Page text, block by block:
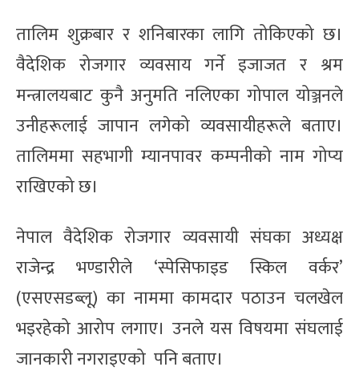
तालिम शुक्रबार र शनिबारका लागि तोकिएको छ।
वैदेशिक रोजगार व्यवसाय गर्ने इजाजत र श्रम
मन्त्रालयबाट कुनै अनुमति नलिएका गोपाल योञ्जनले
उनीहरूलाई जापान लगेको व्यवसायीहरूले बताए।
तालिममा सहभागी म्यानपावर कम्पनीको नाम गोप्य
राखिएको छ।
नेपाल वैदेशिक रोजगार व्यवसायी संघका अध्यक्ष
राजेन्द्र भण्डारीले ‘स्पेसिफाइड स्किल वर्कर’
(एसएसडब्लू) का नाममा कामदार पठाउन चलखेल
भइरहेको आरोप लगाए। उनले यस विषयमा संघलाई
जानकारी नगराइएको पनि बताए।